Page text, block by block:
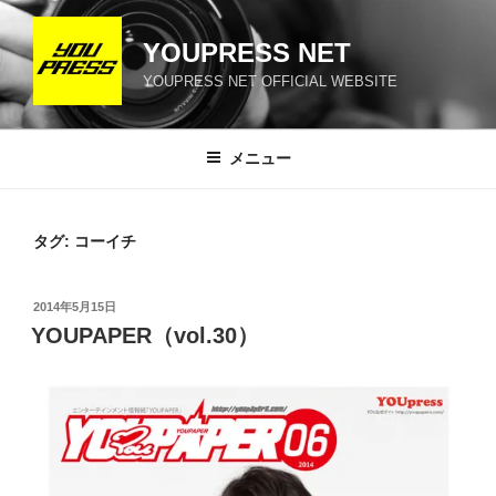
コ
ン
ン
YOUPRESS NET
YOUPRESS NET OFFICIAL WEBSITE
メニュー
タグ: コーイチ
投
稿
日:
2014年5月15日
YOUPAPER（vol.30）